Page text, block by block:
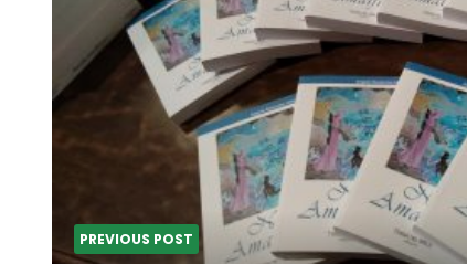
PREVIOUS POST